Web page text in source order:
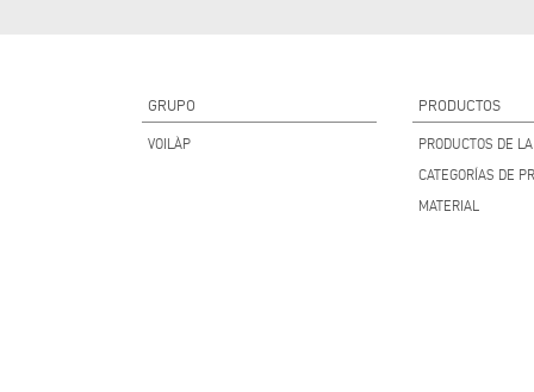
GRUPO
VOILÀP
PRODUCTOS
PRODUCTOS DE
CATEGORÍAS DE
MATERIAL